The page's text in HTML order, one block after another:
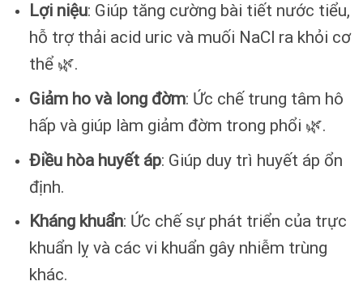
Lợi niệu: Giúp tăng cường bài tiết nước tiểu,
hỗ trợ thải acid uric và muối NaCl ra khỏi cơ
thể 🌿.
Giảm ho và long đờm: Ức chế trung tâm hô
hấp và giúp làm giảm đờm trong phổi 🌿.
Điều hòa huyết áp: Giúp duy trì huyết áp ổn
định.
Kháng khuẩn: Ức chế sự phát triển của trực
khuẩn lỵ và các vi khuẩn gây nhiễm trùng
khác.